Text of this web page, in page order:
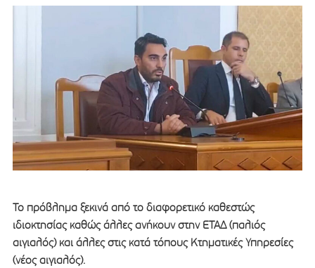
Το πρόβλημα ξεκινά από το διαφορετικό καθεστώς
ιδιοκτησίας καθώς άλλες ανήκουν στην ΕΤΑΔ (παλιός
αιγιαλός) και άλλες στις κατά τόπους Κτηματικές Υπηρεσίες
(νέος αιγιαλός).